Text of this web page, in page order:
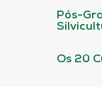
Pós-
Os 20